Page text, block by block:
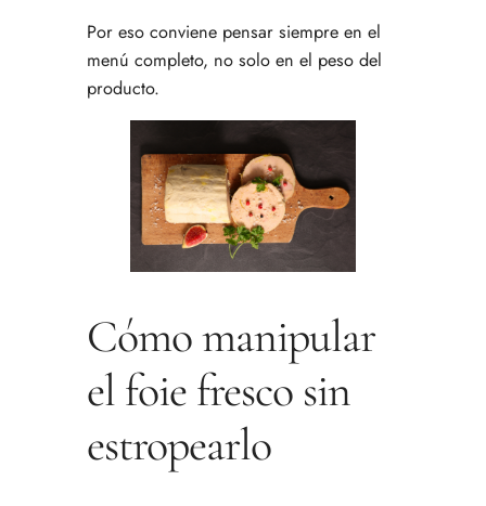
Por eso conviene pensar siempre en el
menú completo, no solo en el peso del
producto.
Cómo manipular
el foie fresco sin
estropearlo